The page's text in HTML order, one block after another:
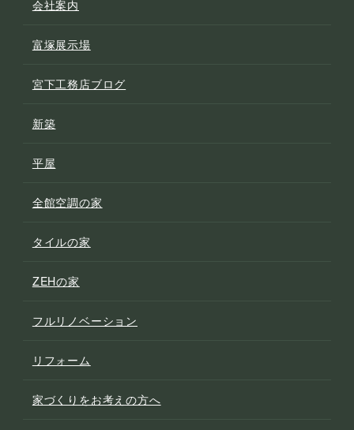
会社案内
富塚展示場
宮下工務店ブログ
新築
平屋
全館空調の家
タイルの家
ZEHの家
フルリノベーション
リフォーム
家づくりをお考えの方へ